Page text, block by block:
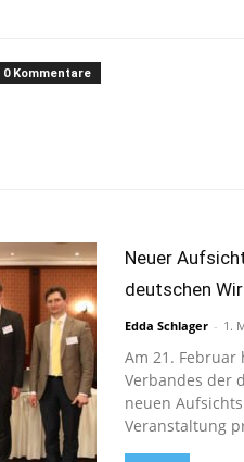
0 Kommentare
Neuer
deutschen
Edda Schlager - 1.
Am 21.
Verbandes der
neuen
Veranstaltung